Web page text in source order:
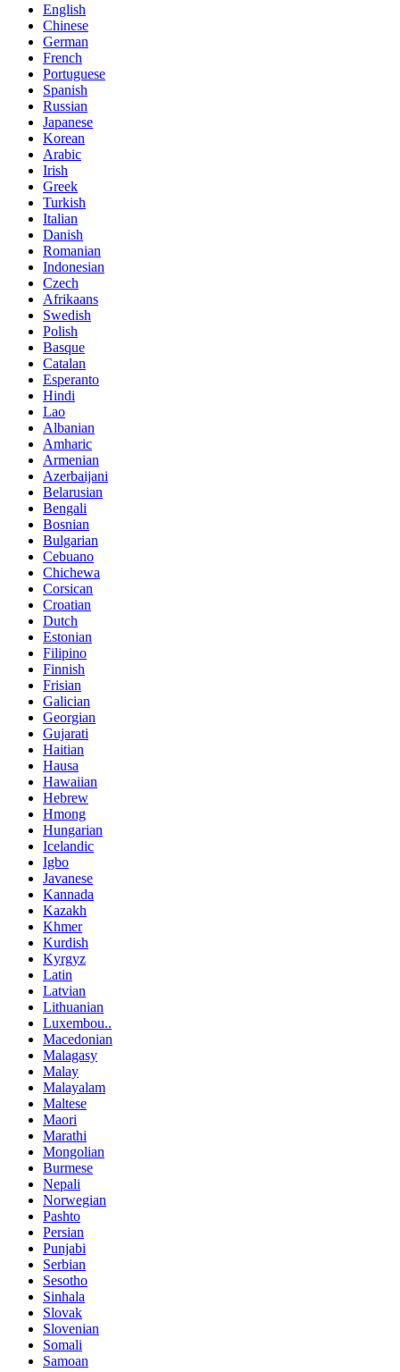
English
Chinese
German
French
Portuguese
Spanish
Russian
Japanese
Korean
Arabic
Irish
Greek
Turkish
Italian
Danish
Romanian
Indonesian
Czech
Afrikaans
Swedish
Polish
Basque
Catalan
Esperanto
Hindi
Lao
Albanian
Amharic
Armenian
Azerbaijani
Belarusian
Bengali
Bosnian
Bulgarian
Cebuano
Chichewa
Corsican
Croatian
Dutch
Estonian
Filipino
Finnish
Frisian
Galician
Georgian
Gujarati
Haitian
Hausa
Hawaiian
Hebrew
Hmong
Hungarian
Icelandic
Igbo
Javanese
Kannada
Kazakh
Khmer
Kurdish
Kyrgyz
Latin
Latvian
Lithuanian
Luxembou..
Macedonian
Malagasy
Malay
Malayalam
Maltese
Maori
Marathi
Mongolian
Burmese
Nepali
Norwegian
Pashto
Persian
Punjabi
Serbian
Sesotho
Sinhala
Slovak
Slovenian
Somali
Samoan